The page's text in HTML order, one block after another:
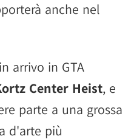
anche nel
arrivo in GTA
Center Heist, e
parte a una grossa
d'arte più